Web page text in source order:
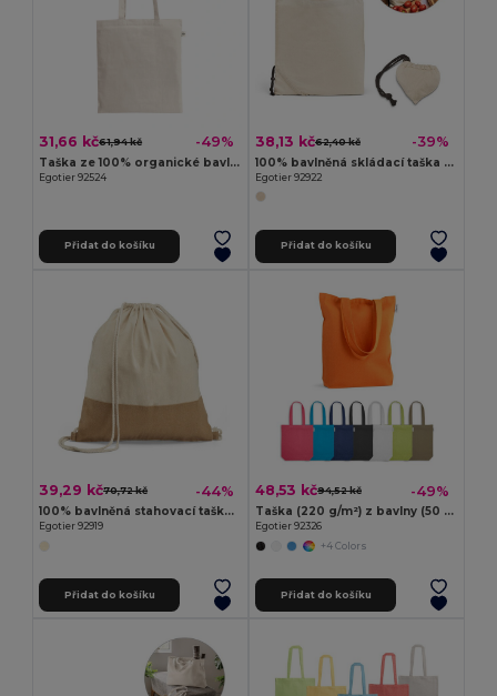
31,66 kč61,94 kč -49%
Taška ze 100% organické bavlny (180 g/m²)
Egotier 92524
Přidat do košíku
38,13 kč62,40 kč -39%
100% bavlněná skládací taška (100 g/m²)
Egotier 92922
Přidat do košíku
39,29 kč70,72 kč -44%
100% bavlněná stahovací taška (160 g/m²)
Egotier 92919
Přidat do košíku
48,53 kč94,52 kč -49%
Taška (220 g/m²) z bavlny (50 %), recyklované bavlny (30 %) a polyesteru (20 % rPET)
Egotier 92326
+4 Colors
Přidat do košíku